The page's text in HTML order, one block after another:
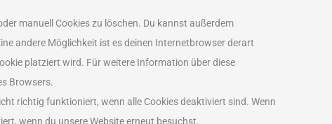
manuell Cookies zu löschen. Du kannst außerdem
andere Möglichkeit ist es deinen Internetbrowser derart
platziert wird. Für weitere Information über diese
Browsers.
richtig funktioniert, wenn alle Cookies deaktiviert sind. Wenn
wenn du unsere Website erneut besuchst.